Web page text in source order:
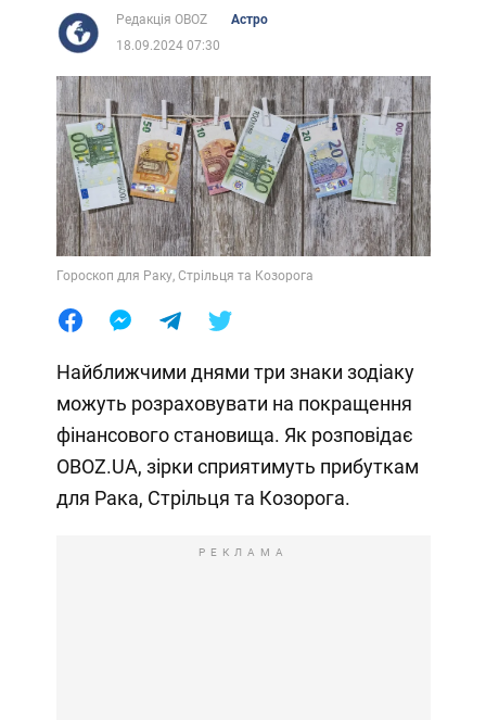
Редакція OBOZ
Астро
18.09.2024 07:30
Гороскоп для Раку, Стрільця та Козорога
Найближчими днями три знаки зодіаку
можуть розраховувати на покращення
фінансового становища. Як розповідає
OBOZ.UA, зірки сприятимуть прибуткам
для Рака, Стрільця та Козорога.
РЕКЛАМА